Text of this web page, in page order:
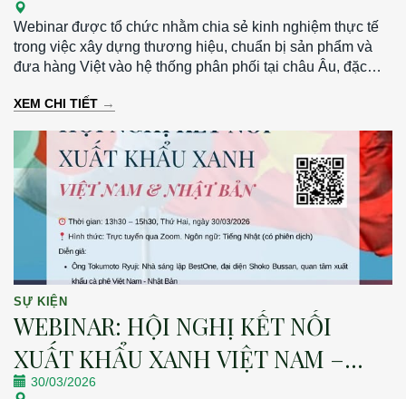
Webinar được tổ chức nhằm chia sẻ kinh nghiệm thực tế
trong việc xây dựng thương hiệu, chuẩn bị sản phẩm và
đưa hàng Việt vào hệ thống phân phối tại châu Âu, đặc
Sáu, ngày 13/03/2026 Hình thức: Trực tuyến qua Zoom
XEM CHI TIẾT →
SỰ KIỆN
WEBINAR: HỘI NGHỊ KẾT NỐI
XUẤT KHẨU XANH VIỆT NAM –
NHẬT BẢN
30/03/2026